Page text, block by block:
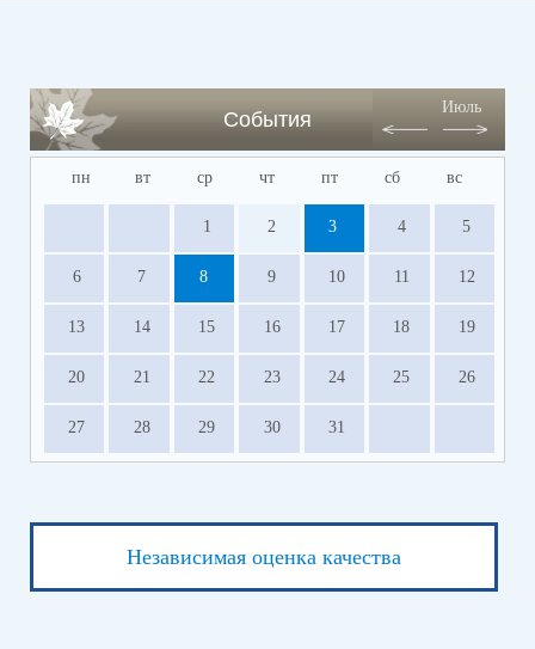
События
Июль
пн вт ср чт пт сб вс
1 2 3 4 5
6 7 8 9 10 11 12
13 14 15 16 17 18 19
20 21 22 23 24 25 26
27 28 29 30 31
Независимая оценка качества